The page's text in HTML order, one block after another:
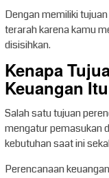
Dengan memiliki
terarah karena kamu
disisihkan.
Kenapa
Keuangan
Salah satu tujuan
mengatur pemasukan
kebutuhan saat ini
Perencanaan